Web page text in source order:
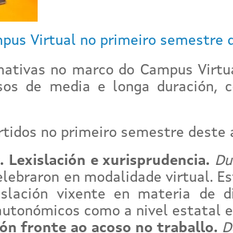
Virtual no primeiro semestre
no marco do Campus
de media e longa
no primeiro semestre deste
Lexislación e xurisprudencia.
en modalidade virtual.
vixente en materia de
como a nivel estatal
fronte ao acoso no traballo.